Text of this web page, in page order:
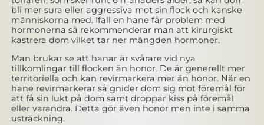
bli mer sura eller aggressiva mot sin flock och kanske
människorna med. Ifall en hane får problem med
hormonerna så rekommenderar man att kirurgiskt
kastrera dom vilket tar ner mängden hormoner.
Man brukar se att hanar är svårare vid nya
tillkomlingar till flocken än honor. De är generellt mer
territoriella och kan revirmarkera mer än honor. När en
hane revirmarkerar så gnider dom sig mot föremål för
att få sin lukt på dom samt droppar kiss på föremål
eller varandra. Detta gör även honor men inte i samma
usträckning.